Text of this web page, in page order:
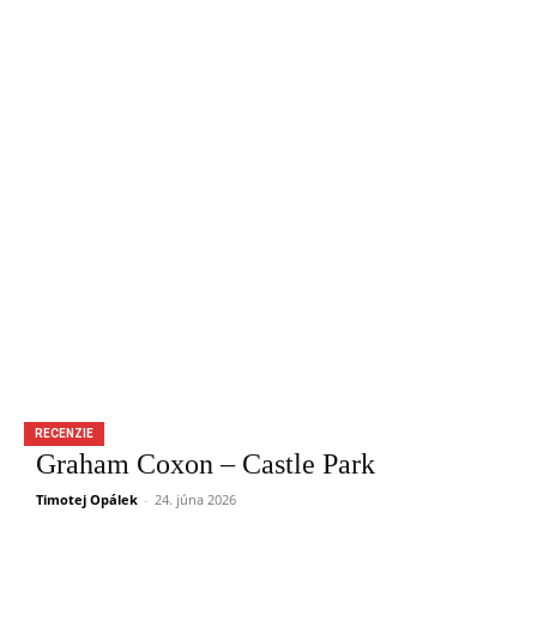
RECENZIE
Graham Coxon – Castle Park
Timotej Opálek - 24. júna 2026